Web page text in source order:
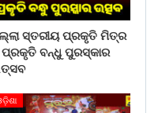
ସ୍ତରୀୟ ପ୍ରକୃତି ମିତ୍ର
ବନ୍ଧୁ ପୁରସ୍କାର